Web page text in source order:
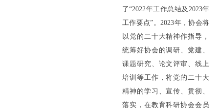
了“2022年工作总结及2023年
工作要点”。2023年，协会将
以党的二十大精神作指导，
统筹好协会的调研、党建、
课题研究、论文评审、线上
培训等工作，将党的二十大
精神的学习、宣传、贯彻、
落实，在教育科研协会会员